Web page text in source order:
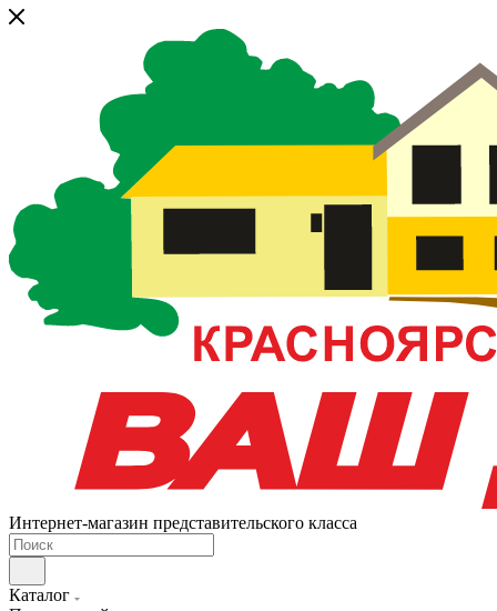
Интернет-магазин представительского класса
Каталог